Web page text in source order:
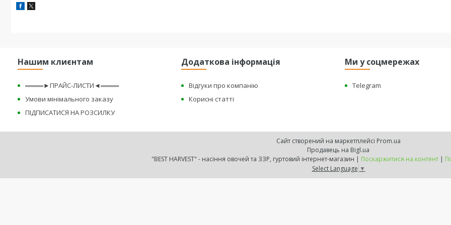
Нашим клиєнтам
════►ПРАЙС-ЛИСТИ◄════
Умови мінімального заказу
ПІДПИСАТИСЯ НА РОЗСИЛКУ
Додаткова інформація
Відгуки про компанію
Корисні статті
Ми у соцмережах
Telegram
Сайт створений на маркетплейсі Prom.ua
Продавець на Bigl.ua
"BEST HARVEST" - насіння овочей та ЗЗР, гуртовий інтернет-магазин | Поскаржитися на контент |
Select Language ▼